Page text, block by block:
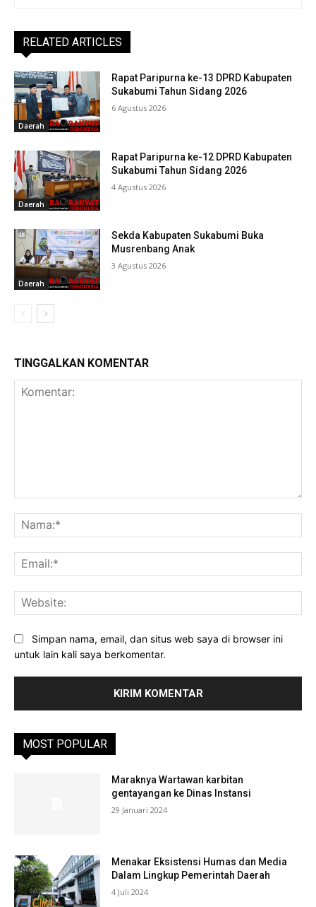
RELATED ARTICLES
Daerah
Rapat Paripurna ke-13 DPRD Kabupaten
Sukabumi Tahun Sidang 2026
6 Agustus 2026
Daerah
Rapat Paripurna ke-12 DPRD Kabupaten
Sukabumi Tahun Sidang 2026
4 Agustus 2026
Daerah
Sekda Kabupaten Sukabumi Buka
Musrenbang Anak
3 Agustus 2026
TINGGALKAN KOMENTAR
Simpan nama, email, dan situs web saya di browser ini
untuk lain kali saya berkomentar.
MOST POPULAR
Maraknya Wartawan karbitan
gentayangan ke Dinas Instansi
29 Januari 2024
Menakar Eksistensi Humas dan Media
Dalam Lingkup Pemerintah Daerah
4 Juli 2024